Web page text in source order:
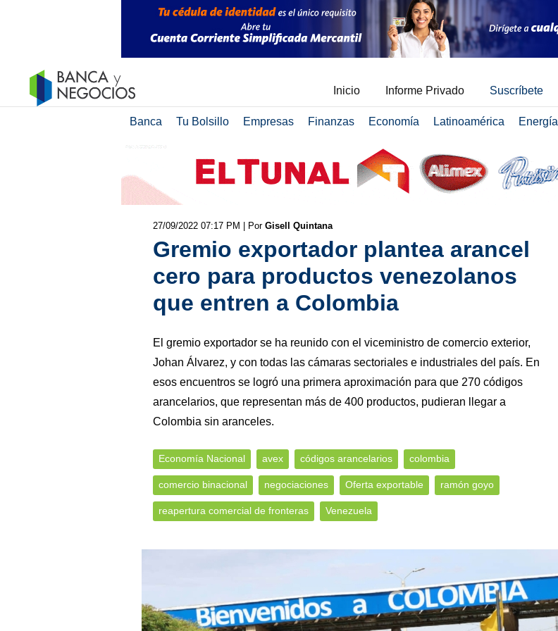
Inicio Informe Privado Suscríbete
Banca Tu Bolsillo Empresas Finanzas Economía Latinoamérica Energía
27/09/2022 07:17 PM | Por Gisell Quintana
Gremio exportador plantea arancel
cero para productos venezolanos
que entren a Colombia
El gremio exportador se ha reunido con el viceministro de comercio exterior,
Johan Álvarez, y con todas las cámaras sectoriales e industriales del país. En
esos encuentros se logró una primera aproximación para que 270 códigos
arancelarios, que representan más de 400 productos, pudieran llegar a
Colombia sin aranceles.
Economía Nacional avex códigos arancelarios colombia
comercio binacional negociaciones Oferta exportable ramón goyo
reapertura comercial de fronteras Venezuela